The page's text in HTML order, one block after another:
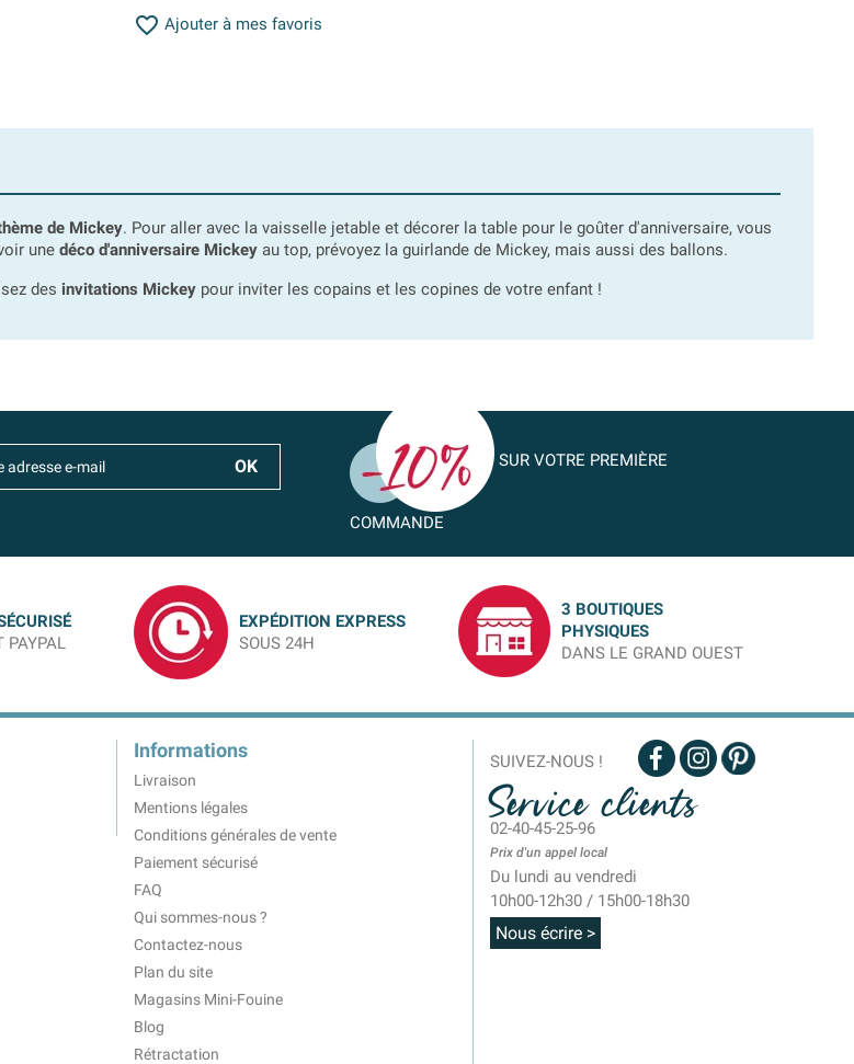
 Ajouter à mes favoris
de Mickey. Pour aller avec la vaisselle jetable et décorer la table pour le goûter d'anniversaire, vous
une déco d'anniversaire Mickey au top, prévoyez la guirlande de Mickey, mais aussi des ballons.
des invitations Mickey pour inviter les copains et les copines de votre enfant !
SUR VOTRE PREMIÈRE
COMMANDE
EXPÉDITION EXPRESS
SOUS 24H
3 BOUTIQUES
PHYSIQUES
DANS LE GRAND OUEST
Informations
Livraison
Mentions légales
Conditions générales de vente
Paiement sécurisé
FAQ
Qui sommes-nous ?
Contactez-nous
Plan du site
Magasins Mini-Fouine
Blog
Rétractation
SUIVEZ-NOUS !
Service clients
02-40-45-25-96
Prix d'un appel local
Du lundi au vendredi
10h00-12h30 / 15h00-18h30
Nous écrire >